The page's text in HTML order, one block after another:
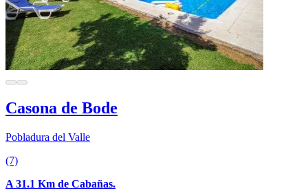
Casona de Bode
Pobladura del Valle
(7)
A 31.1 Km de Cabañas.